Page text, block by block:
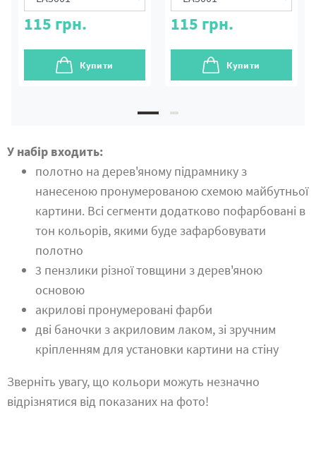
115 грн.
Купити
115 грн.
Купити
У набір входить:
полотно на дерев'яному підрамнику з
нанесеною пронумерованою схемою майбутньої
картини. Всі сегменти додатково пофарбовані в
тон кольорів, якими буде зафарбовувати
полотно
3 пензлики різної товщини з дерев'яною
основою
акрилові пронумеровані фарби
дві баночки з акриловим лаком, зі зручним
кріпленням для установки картини на стіну
Зверніть увагу, що кольори можуть незначно
відрізнятися від показаних на фото!